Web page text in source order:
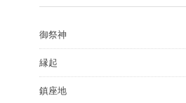
御祭神
縁起
鎮座地